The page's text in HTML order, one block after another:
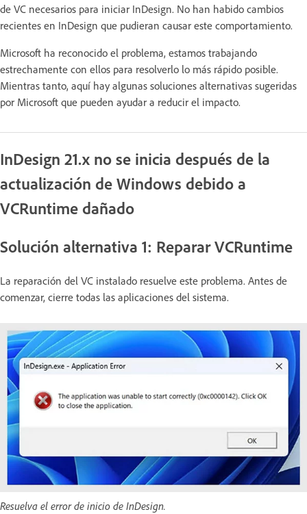
de VC necesarios para iniciar InDesign. No han habido cambios
recientes en InDesign que pudieran causar este comportamiento.
Microsoft ha reconocido el problema, estamos trabajando
estrechamente con ellos para resolverlo lo más rápido posible.
Mientras tanto, aquí hay algunas soluciones alternativas sugeridas
por Microsoft que pueden ayudar a reducir el impacto.
InDesign 21.x no se inicia después de la
actualización de Windows debido a
VCRuntime dañado
Solución alternativa 1: Reparar VCRuntime
La reparación del VC instalado resuelve este problema. Antes de
comenzar, cierre todas las aplicaciones del sistema.
Resuelva el error de inicio de InDesign.